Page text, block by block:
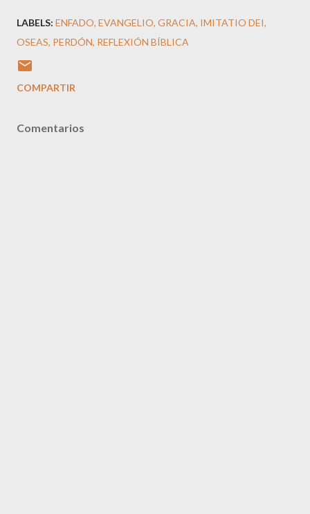
LABELS: ENFADO EVANGELIO GRACIA IMITATIO DEI
OSEAS PERDÓN REFLEXIÓN BÍBLICA
COMPARTIR
Comentarios